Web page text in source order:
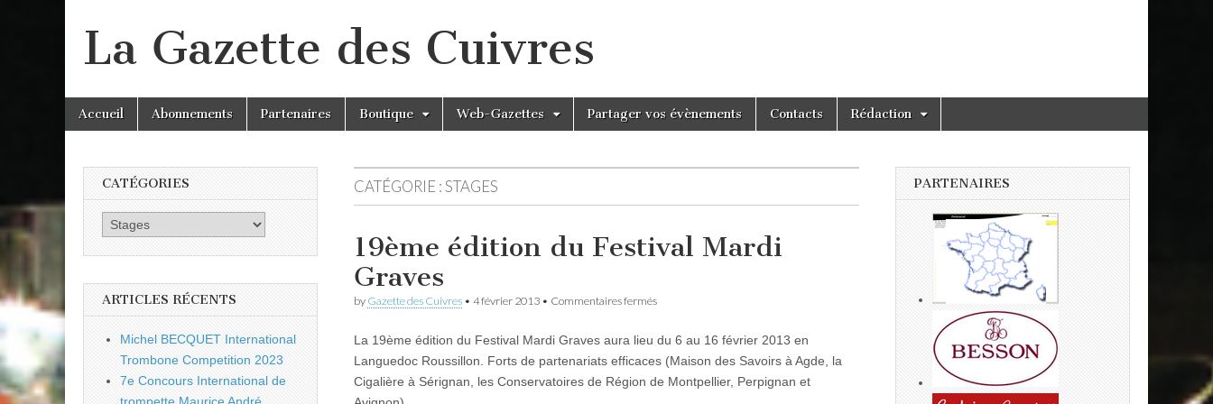
La Gazette des Cuivres
Main
menu
Skip
Accueil Abonnements Partenaires Boutique Web-Gazettes Partager vos évènements Contacts Rédaction
CATÉGORIE :STAGES
19ème édition du Festival Mardi
Graves
by Gazette des Cuivres • 4 février 2013 • Commentaires ferméssur
du
Festival
Mardi
Graves
La 19ème édition du Festival Mardi Graves aura lieu du 6 au 16 février 2013 en
Languedoc Roussillon. Forts de partenariats efficaces (Maison des Savoirs à Agde, la
Cigalière à Sérignan, les Conservatoires de Région de Montpellier, Perpignan et
CATÉGORIES
Catégories
ARTICLES RÉCENTS
Michel BECQUET International
Trombone Competition 2023
7e Concours International de
PARTENAIRES